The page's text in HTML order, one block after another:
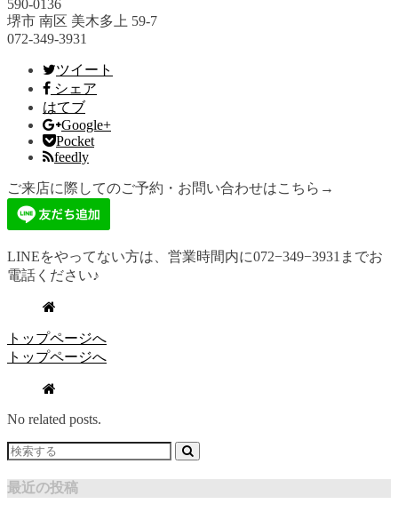
590-0136
堺市 南区 美木多上 59-7
072-349-3931
ツイート
シェア
はてブ
Google+
Pocket
feedly
ご来店に際してのご予約・お問い合わせはこちら→
LINEをやってない方は、営業時間内に072−349−3931までお
電話ください♪
トップページへ
トップページへ
No related posts.
最近の投稿